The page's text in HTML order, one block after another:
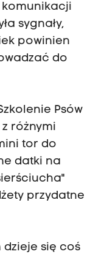
sygnały,
powinien
do
Psów
różnymi
tor do
datki na
przydatne
dzieje się coś